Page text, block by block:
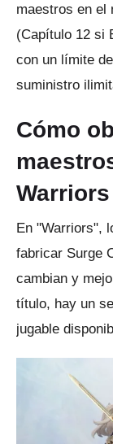
maestros en el
(Capítulo 12 si
con un límite
suministro
Cómo
Warriors
En "Warriors",
fabricar Surge
cambian y
título, hay un
jugable